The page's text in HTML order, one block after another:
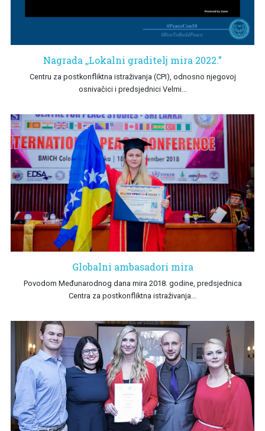
Nagrada ,,Lokalni graditelj mira 2022.”
Centru za postkonfliktna istraživanja (CPI), odnosno njegovoj
osnivačici i predsjednici Velmi...
Globalni ambasadori mira
Povodom Međunarodnog dana mira 2018. godine, predsjednica
Centra za postkonfliktna istraživanja...